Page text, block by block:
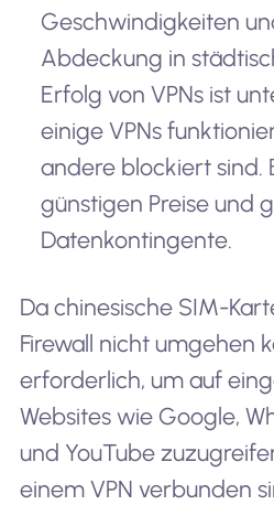
Geschwindigkeiten
Abdeckung in
Erfolg von VPNs ist
einige VPNs
andere blockiert sind.
günstigen Preise und
Datenkontingente.
Da chinesische SIM-
Firewall nicht umgehen
erforderlich, um auf
Websites wie Google,
und YouTube
einem VPN verbunden